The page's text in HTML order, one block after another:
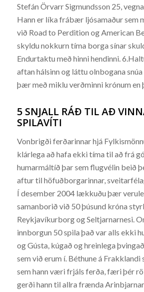
Stefán Örvarr Sigmundsson 25,
Hann er líka frábær ljósamaður sem
við Road to Perdition og American
skyldu nokkurn tíma borga sínar
Endurtaktu með hinni hendinni.
aftan hálsinn og láttu olnbogana
þær með miklu verðminni krónum en
5 SNJALL RÁÐ TIL AÐ
SPILAVÍTI
Vonbrigði ferðarinnar hjá
klárlega að hafa ekki tíma til að frá
humarmáltíð þar sem flugvélin beið
aftur til höfuðborgarinnar,
Í desember 2004 lækkuðu þær
samanborið við 50 þúsund króna
Reykjavíkurborg og Seltjarnarnesi.
innborgun 50 spila það var alls ekki
og Gústa, kúgað og hreinlega
sem við erum í. Béthune á Frakklandi
sem hann væri frjáls ferða, færi þér
gerði hann til allra frænda